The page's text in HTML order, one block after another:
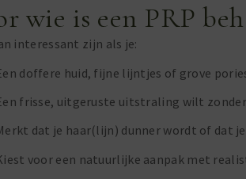
wie is een PRP
interessant zijn als je:
doffere huid, fijne lijntjes of grove
frisse, uitgeruste uitstraling wilt
dat je haar(lijn) dunner wordt of dat
voor een natuurlijke aanpak met